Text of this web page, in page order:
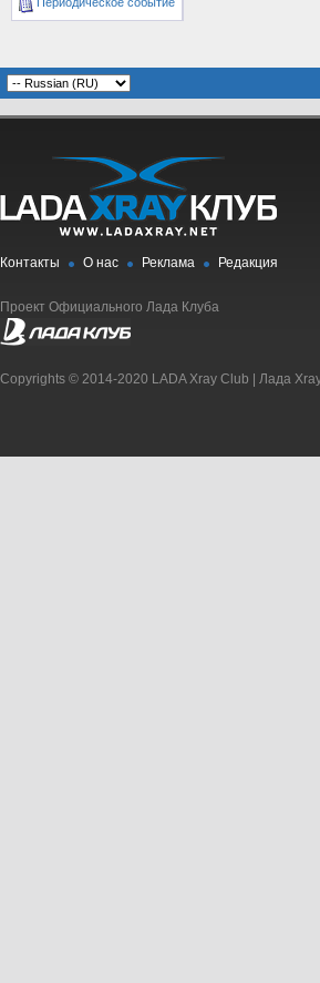
Периодическое событие
Контакты О нас Реклама Редакция
Проект Официального Лада Клуба
Copyrights © 2014-2020 LADA Xray Club | Лада